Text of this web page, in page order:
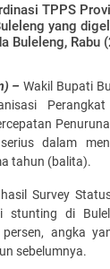
TPPS
yang
Buleleng, Rabu
– Wakil Bupati
dalam
tahun (balita).
Survey
stunting di
angka
sebelumnya.